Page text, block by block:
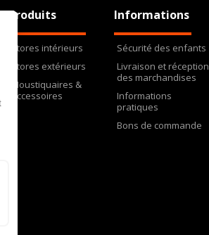
Produits
Stores intérieurs
Stores extérieurs
Moustiquaires &
Accessoires
Informations
Sécurité des enfants
Livraison et réception
des marchandises
Informations
pratiques
Bons de commande